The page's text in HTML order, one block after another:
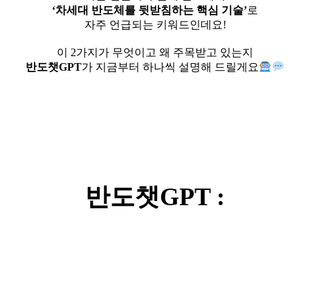
‘차세대 반도체를 뒷받침하는 핵심 기술’로
자주 언급되는 키워드인데요!
이 2가지가 무엇이고 왜 주목받고 있는지
반도챗GPT가 지금부터 하나씩 설명해 드릴게요
반도챗GPT :